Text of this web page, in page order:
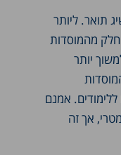
תואר. ליותר
חלק מהמוסדות
יותר
אמנם
אך זה